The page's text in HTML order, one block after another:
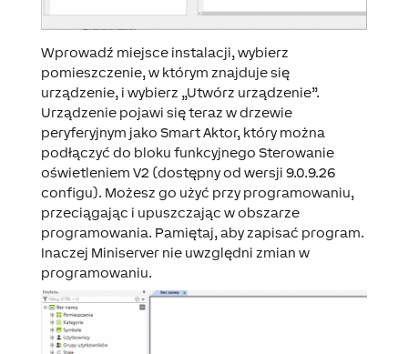
Wprowadź miejsce instalacji, wybierz
pomieszczenie, w którym znajduje się
urządzenie, i wybierz „Utwórz urządzenie”.
Urządzenie pojawi się teraz w drzewie
peryferyjnym jako Smart Aktor, który można
podłączyć do bloku funkcyjnego Sterowanie
oświetleniem V2 (dostępny od wersji 9.0.9.26
configu). Możesz go użyć przy programowaniu,
przeciągając i upuszczając w obszarze
programowania. Pamiętaj, aby zapisać program.
Inaczej Miniserver nie uwzględni zmian w
programowaniu.